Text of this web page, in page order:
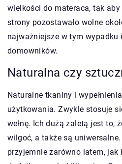
wielkości do materaca, tak
strony pozostawało wolne
najważniejsze w tym wypadku
domowników.
Naturalna czy
Naturalne tkaniny i
użytkowania. Zwykle stosuje
wełnę. Ich dużą zaletą jest to,
wilgoć, a także są
przyjemnie zarówno latem, jak